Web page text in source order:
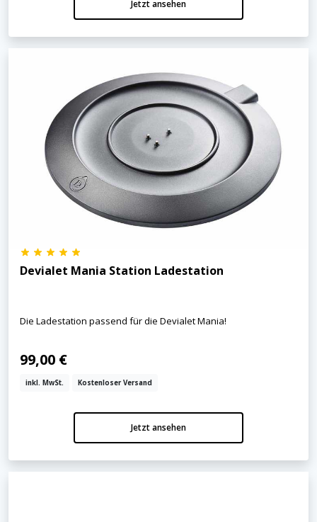
Jetzt ansehen
Devialet Mania Station Ladestation
Die Ladestation passend für die Devialet Mania!
99,00 €
inkl. MwSt. Kostenloser Versand
Jetzt ansehen